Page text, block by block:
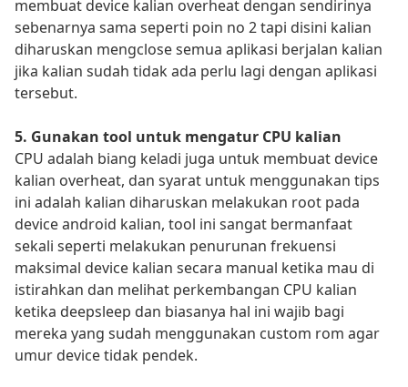
membuat device kalian overheat dengan sendirinya
sebenarnya sama seperti poin no 2 tapi disini kalian
diharuskan mengclose semua aplikasi berjalan kalian
jika kalian sudah tidak ada perlu lagi dengan aplikasi
tersebut.
5. Gunakan tool untuk mengatur CPU kalian
CPU adalah biang keladi juga untuk membuat device
kalian overheat, dan syarat untuk menggunakan tips
ini adalah kalian diharuskan melakukan root pada
device android kalian, tool ini sangat bermanfaat
sekali seperti melakukan penurunan frekuensi
maksimal device kalian secara manual ketika mau di
istirahkan dan melihat perkembangan CPU kalian
ketika deepsleep dan biasanya hal ini wajib bagi
mereka yang sudah menggunakan custom rom agar
umur device tidak pendek.